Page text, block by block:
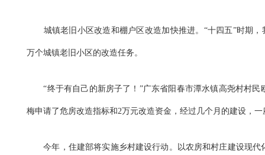
城镇老旧小区改造和棚户区改造加快推进。“十四五”时期，
万个城镇老旧小区的改造任务。
“终于有自己的新房子了！”广东省阳春市潭水镇高尧村村民
梅申请了危房改造指标和2万元改造资金，经过几个月的建设，
今年，住建部将实施乡村建设行动。以农房和村庄建设现代